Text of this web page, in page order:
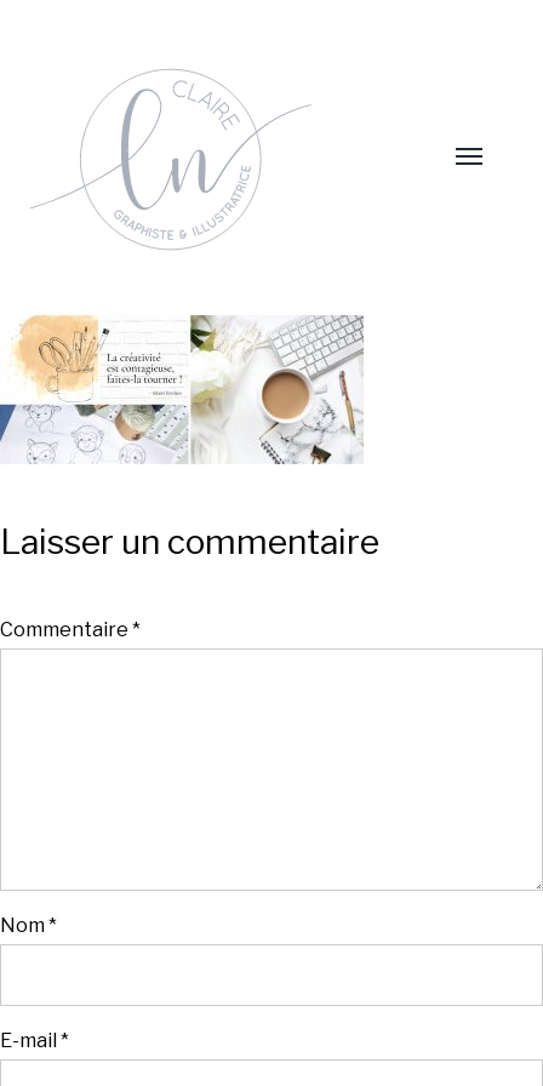
Laisser un commentaire
Commentaire *
Nom*
E-mail*